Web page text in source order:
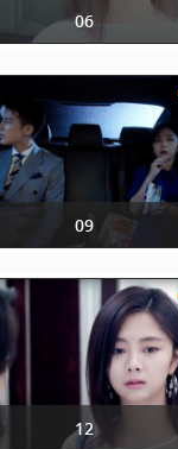
06
09
12